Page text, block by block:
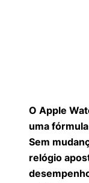
O Apple
uma
Sem
relógio